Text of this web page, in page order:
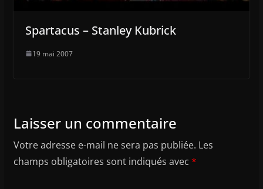
Spartacus – Stanley Kubrick
19 mai 2007
Laisser un commentaire
Votre adresse e-mail ne sera pas publiée. Les
champs obligatoires sont indiqués avec *